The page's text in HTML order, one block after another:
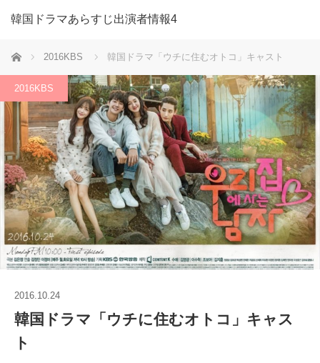
韓国ドラマあらすじ出演者情報4
ホーム 2016KBS 韓国ドラマ「ウチに住むオトコ」キャスト
2016KBS
2016.10.24
韓国ドラマ「ウチに住むオトコ」キャス
ト